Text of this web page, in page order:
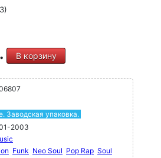
В корзину
Заводская упаковка.
2003
Funk Neo Soul Pop Rap Soul